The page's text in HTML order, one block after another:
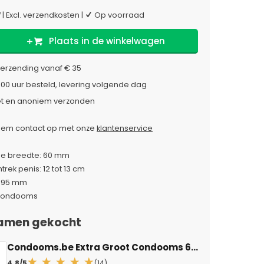
| Excl. verzendkosten | Op voorraad
Plaats in de winkelwagen
vanaf € 35
uur besteld, levering volgende dag
en anoniem verzonden
contact op met onze klantenservice
breedte: 60 mm
penis: 12 tot 13 cm
mm
gekocht
Condooms.be Extra Groot Condooms 60mm